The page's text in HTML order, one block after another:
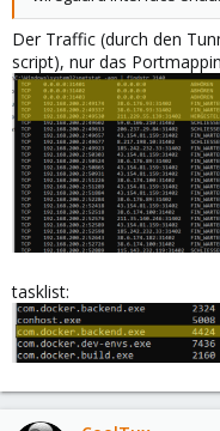
Der Traffic (durch den
script), nur das
tasklist: